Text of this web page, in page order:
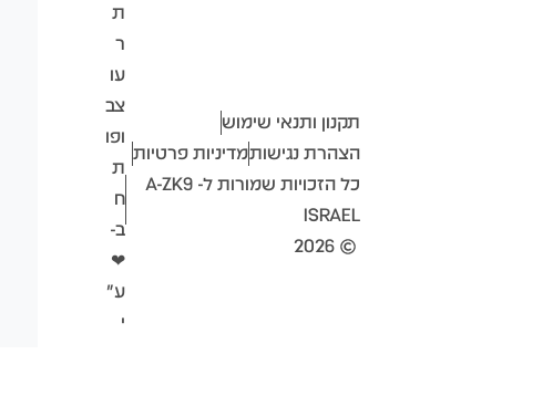
תקנון ותנאי שימוש
הצהרת נגישותמדיניות פרטיות
כל הזכויות שמורות ל- A-ZK9
ISRAEL
2026
ת
ר
עו
צב
ופו
ת
ח
ב-
❤
ע"
י